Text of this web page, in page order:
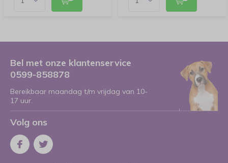
Bel met onze klantenservice
0599-858878
Bereikbaar maandag t/m vrijdag van 10-
17 uur.
Volg ons